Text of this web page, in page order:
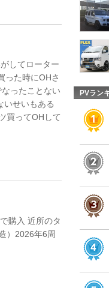
してローター
った時にOHさ
ったことない
いせいもある
買ってOHして
購入 近所のタ
）2026年6周
PVラン